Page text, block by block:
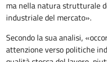
ma nella natura strutturale
industriale del mercato».
Secondo la sua analisi,
attenzione verso politiche